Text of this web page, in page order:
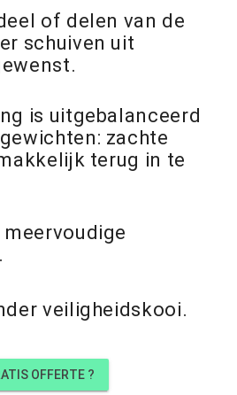
of delen van de
schuiven uit
is uitgebalanceerd
zachte
terug in te
veiligheidskooi.
OFFERTE ?